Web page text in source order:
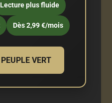
Lecture plus fluide
Dès 2,99 €/mois
VERT